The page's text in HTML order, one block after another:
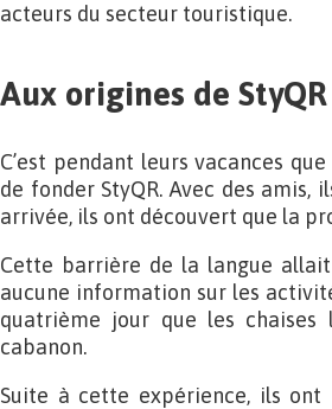
acteurs du secteur touristique.
Aux origines de StyQR
C’est pendant leurs vacances
de fonder StyQR. Avec des
arrivée, ils ont découvert que la
Cette barrière de la langue allait
aucune information sur les
quatrième jour que les
cabanon.
Suite à cette expérience, ils